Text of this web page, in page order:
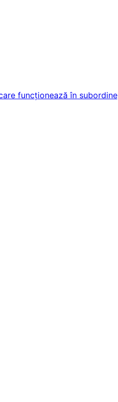
funcționează în subordine